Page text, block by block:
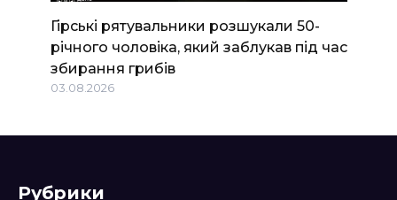
Гірські рятувальники розшукали 50-
річного чоловіка, який заблукав під час
збирання грибів
03.08.2026
Рубрики